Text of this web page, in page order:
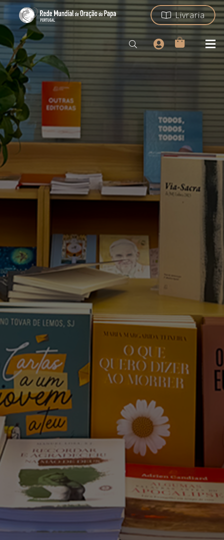
Livraria